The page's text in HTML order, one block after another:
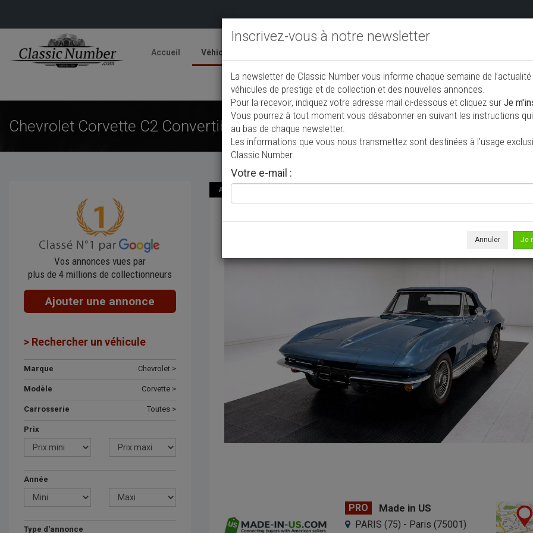
Accueil Véhicules
Ajouter une annonce
Chevrolet Corvette C2 Convertible
Vos annonces vues par
plus de 4 millions de collectionneurs
Ajouter une annonce
> Rechercher un véhicule
Marque Chevrolet >
Modèle Corvette >
Carrosserie Toutes >
Prix
Année
Type d'annonce
Annonce actualisée le 02/08/2026 ( il y a 5 jours )
Chevrolet Corvette C2 Convertible
PRO Made in US
PARIS (75) - Paris (75001)
Inscrivez-vous à notre newsletter
La newsletter de Classic Number vous informe chaque semaine de
véhicules de prestige et de collection et des nouvelles annonces.
Pour la recevoir, indiquez votre adresse mail ci-dessous et cliquez sur Je
Vous pourrez à tout moment vous désabonner en suivant les instructions
au bas de chaque newsletter.
Les informations que vous nous transmettez sont destinées à l’usage
Classic Number.
Votre e-mail :
Annuler Je